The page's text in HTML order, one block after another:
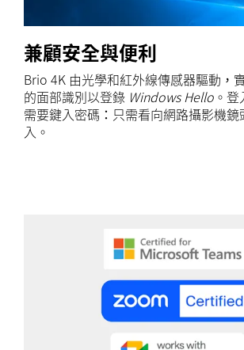
兼顧安全與便利
Brio 4K 由光學和紅外線傳感器驅動，
的面部識別以登錄 Windows Hello 。登
需要鍵入密碼：只需看向網路攝影機
入。